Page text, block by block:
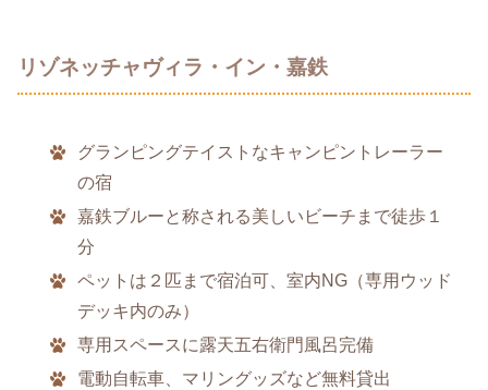
リゾネッチャヴィラ・イン・嘉鉄
グランピングテイストなキャンピントレーラー
の宿
嘉鉄ブルーと称される美しいビーチまで徒歩１
分
ペットは２匹まで宿泊可、室内NG（専用ウッド
デッキ内のみ）
専用スペースに露天五右衛門風呂完備
電動自転車、マリングッズなど無料貸出